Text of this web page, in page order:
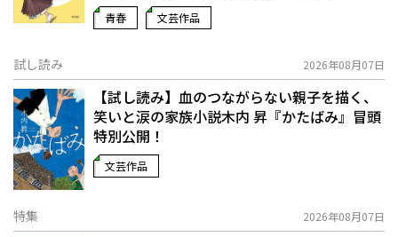
青春 文芸作品
試し読み 2026年08月07日
【試し読み】血のつながらない親子を描く、
笑いと涙の家族小説――木内 昇『かたばみ』冒頭
特別公開！
文芸作品
特集 2026年08月07日